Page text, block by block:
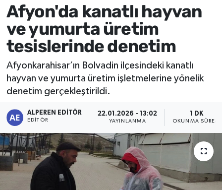
Afyon'da kanatlı hayvan
ve yumurta üretim
tesislerinde denetim
Afyonkarahisar’ın Bolvadin ilçesindeki kanatlı
hayvan ve yumurta üretim işletmelerine yönelik
denetim gerçekleştirildi.
ALPEREN EDITÖR
EDITÖR
22.01.2026 - 13:02
YAYINLANMA
1 DK
OKUNMA SÜRESI
Sağlık
Eğitim
Ekonomi
Magazin
Etkinlikler